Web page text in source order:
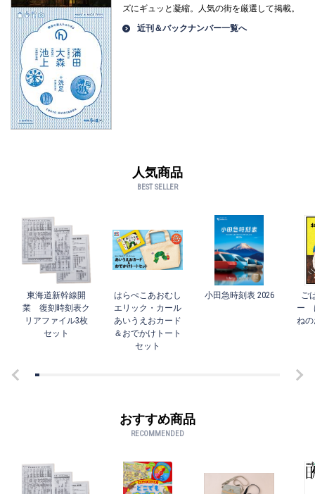
ズにギュッと凝縮。人気の街を厳選して掲載。
近刊＆バックナンバー一覧へ
人気商品
BEST SELLER
東海道新幹線開
業 復刻時刻表ク
リアファイル3枚
セット
はらぺこあおむし
エリック・カール
あいうえおカード
＆おでかけトート
セット
小田急時刻表 2026
ご
ー
ね
おすすめ商品
RECOMMENDED